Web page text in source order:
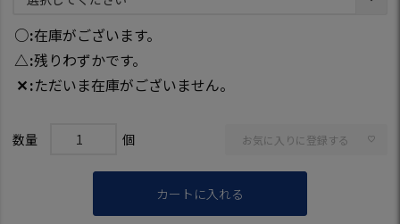
○ 在庫がございます。
△ 残りわずかです。
✕ ただいま在庫がございません。
お気に入りに登録する
カートに入れる